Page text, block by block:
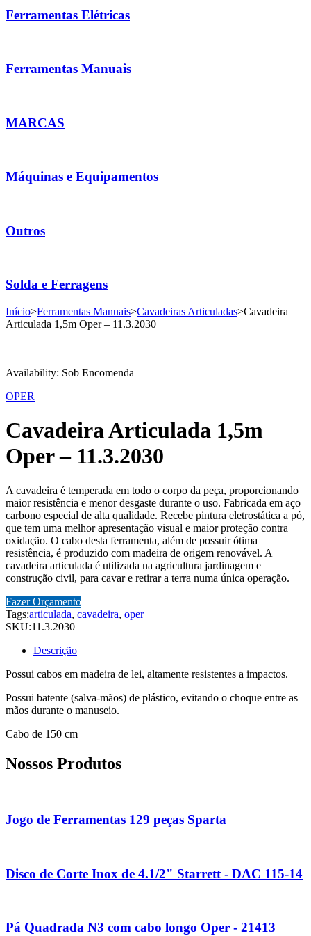
Ferramentas Elétricas
Ferramentas Manuais
MARCAS
Máquinas e Equipamentos
Outros
Solda e Ferragens
Início>Ferramentas Manuais>Cavadeiras Articuladas>Cavadeira
Articulada 1,5m Oper – 11.3.2030
Availability: Sob Encomenda
OPER
Cavadeira Articulada 1,5m
Oper – 11.3.2030
A cavadeira é temperada em todo o corpo da peça, proporcionando
maior resistência e menor desgaste durante o uso. Fabricada em aço
carbono especial de alta qualidade. Recebe pintura eletrostática a pó,
que tem uma melhor apresentação visual e maior proteção contra
oxidação. O cabo desta ferramenta, além de possuir ótima
resistência, é produzido com madeira de origem renovável. A
cavadeira articulada é utilizada na agricultura jardinagem e
construção civil, para cavar e retirar a terra numa única operação.
Fazer Orçamento
Tags:articulada, cavadeira, oper
SKU:11.3.2030
Descrição
Possui cabos em madeira de lei, altamente resistentes a impactos.
Possui batente (salva-mãos) de plástico, evitando o choque entre as
mãos durante o manuseio.
Cabo de 150 cm
Nossos Produtos
Jogo de Ferramentas 129 peças Sparta
Disco de Corte Inox de 4.1/2" Starrett - DAC 115-14
Pá Quadrada N3 com cabo longo Oper - 21413